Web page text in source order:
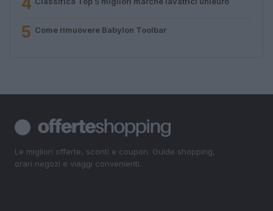
5 Come rimuovere Babylon Toolbar
Le migliori offerte, sconti e coupon. Guide shopping,
orari negozi e viaggi convenienti.